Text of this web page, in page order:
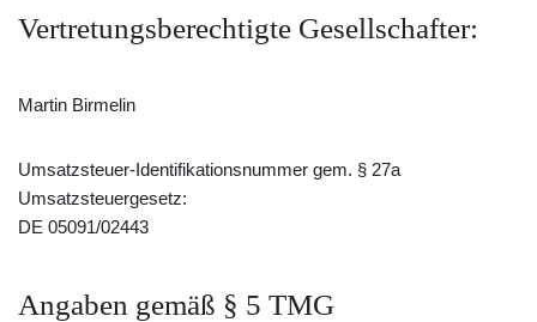
Vertretungsberechtigte Gesellschafter:
Martin Birmelin
Umsatzsteuer-Identifikationsnummer gem. § 27a
Umsatzsteuergesetz:
DE 05091/02443
Angaben gemäß § 5 TMG